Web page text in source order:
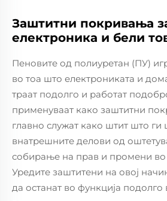
Заштитни покривања
електроника и бели
Пеновите од полиуретан (ПУ)
во тоа што електрониката и
траат подолго и работат
применуваат како заштитни
главно служат како штит што ги
внатрешните делови од
собирање на прав и промени во
Уредите заштитени на овој
да останат во функција